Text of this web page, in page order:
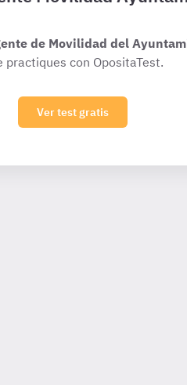
de Movilidad del
practiques con OpositaTest.
Ver test gratis